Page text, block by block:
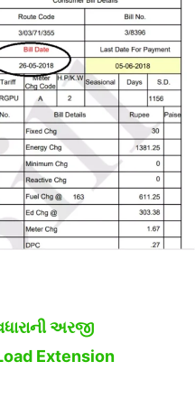
અરજી
Extension